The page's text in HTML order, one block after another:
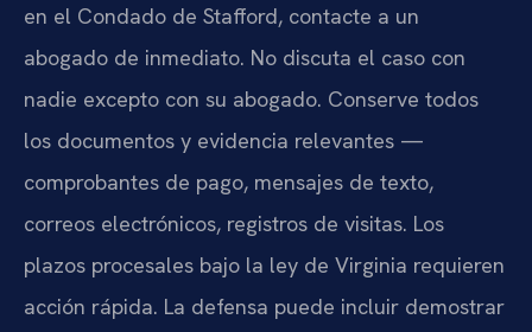
en el Condado de Stafford, contacte a un
abogado de inmediato. No discuta el caso con
nadie excepto con su abogado. Conserve todos
los documentos y evidencia relevantes —
comprobantes de pago, mensajes de texto,
correos electrónicos, registros de visitas. Los
plazos procesales bajo la ley de Virginia requieren
acción rápida. La defensa puede incluir demostrar